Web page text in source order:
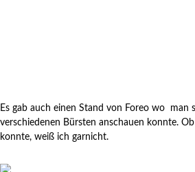
Es gab auch einen Stand von Foreo wo man
verschiedenen Bürsten anschauen konnte.
konnte, weiß ich garnicht.